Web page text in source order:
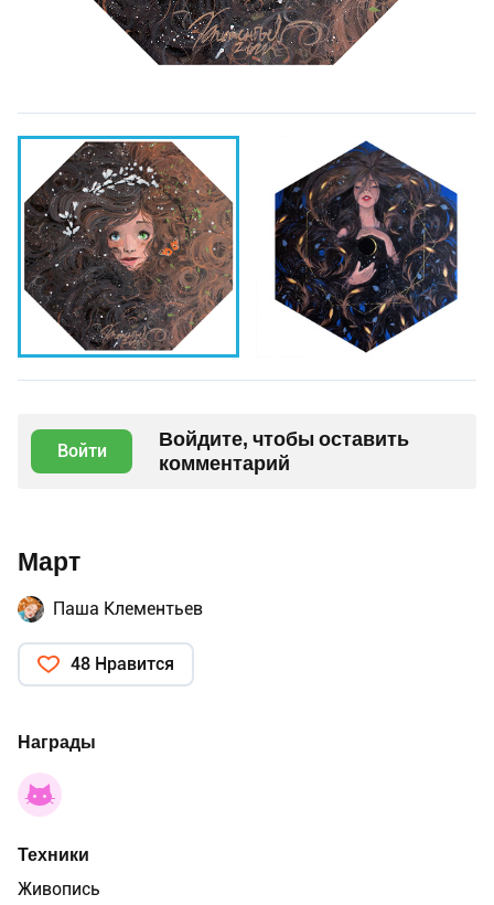
Войти
Войдите, чтобы оставить
комментарий
Март
Паша Клементьев
48 Нравится
Награды
Техники
Живопись